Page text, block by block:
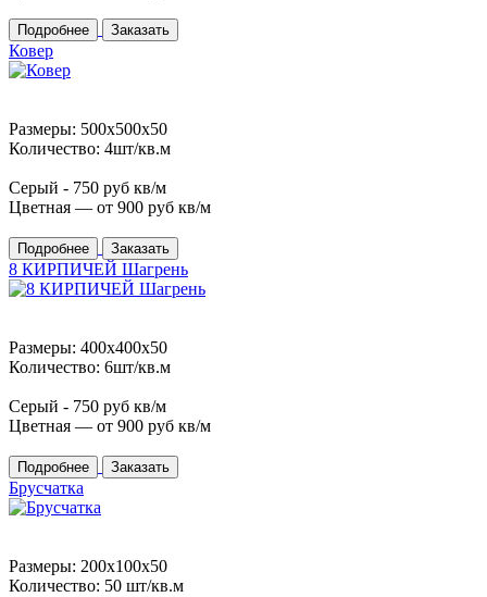
Подробнее Заказать
Ковер
Размеры: 500x500x50
Количество: 4шт/кв.м
Серый - 750 руб кв/м
Цветная — от 900 руб кв/м
Подробнее Заказать
8 КИРПИЧЕЙ Шагрень
Размеры: 400x400x50
Количество: 6шт/кв.м
Серый - 750 руб кв/м
Цветная — от 900 руб кв/м
Подробнее Заказать
Брусчатка
Размеры: 200x100x50
Количество: 50 шт/кв.м